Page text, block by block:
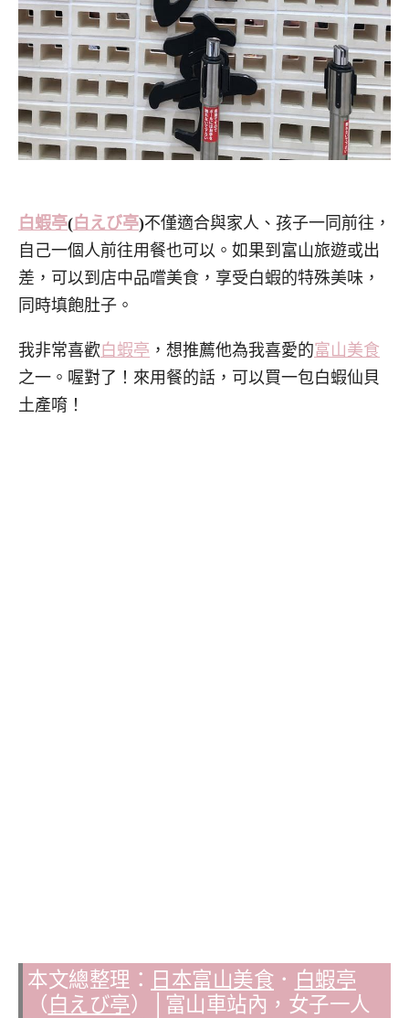
白蝦亭( 白えび亭)不僅適合與家人、孩子一同前往，
自己一個人前往用餐也可以。如果到富山旅遊或出
差，可以到店中品嚐美食，享受白蝦的特殊美味，
同時填飽肚子。
我非常喜歡白蝦亭 ，想推薦他為我喜愛的富山美食
之一。喔對了！來用餐的話，可以買一包白蝦仙貝
土產唷！
本文總整理： 日本富山美食 ． 白蝦亭
（ 白えび亭）│富山車站內，女子一人